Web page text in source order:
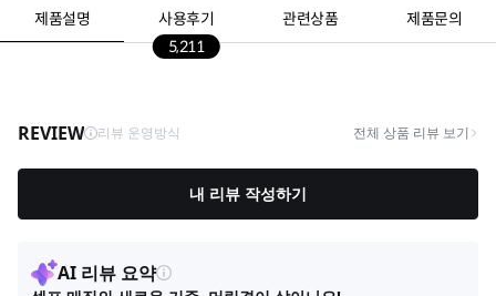
제품설명
사용후기
5,211
관련상품 제품문의